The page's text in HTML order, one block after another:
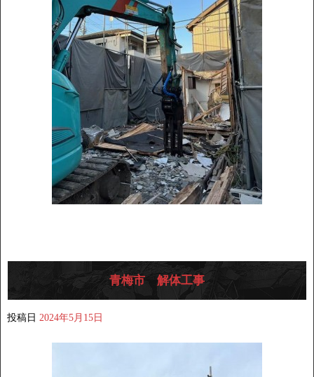
青梅市 解体工事
投稿日 2024年5月15日